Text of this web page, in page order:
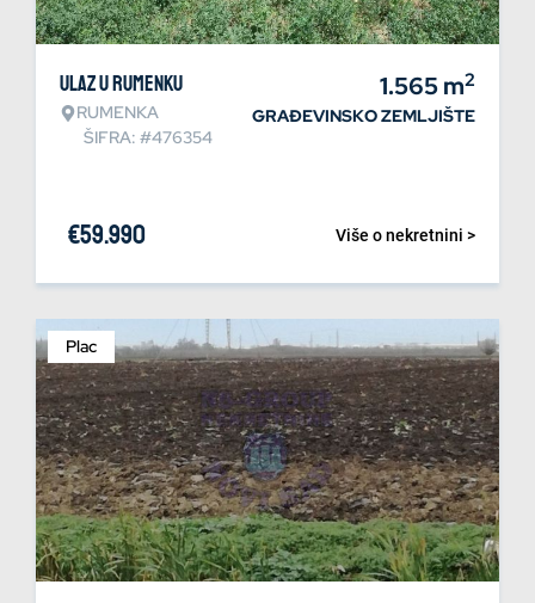
Ulaz u Rumenku
RUMENKA
ŠIFRA: #476354
1.565m2
GRAĐEVINSKO ZEMLJIŠTE
Više o nekretnini >
€59.990
Plac